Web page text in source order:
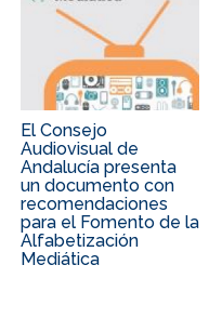
El Consejo
Audiovisual de
Andalucía presenta
un documento con
recomendaciones
para el Fomento de la
Alfabetización
Mediática